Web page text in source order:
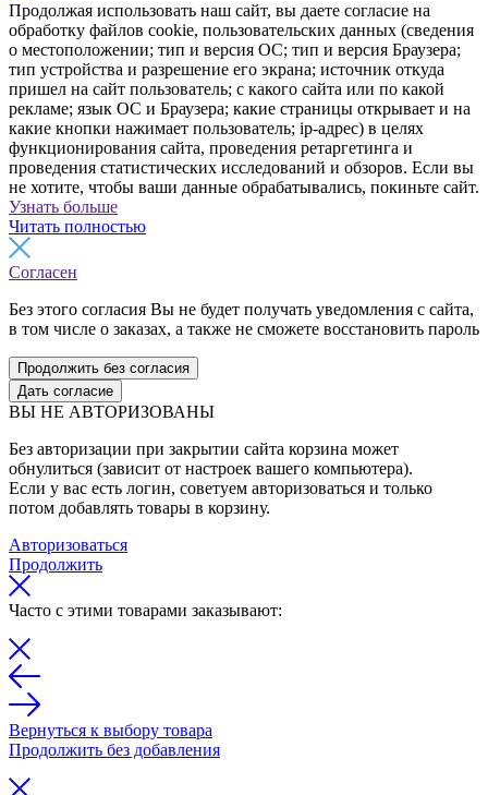
Продолжая использовать наш сайт, вы даете согласие на
обработку файлов cookie, пользовательских данных (сведения
о местоположении; тип и версия ОС; тип и версия Браузера;
тип устройства и разрешение его экрана; источник откуда
пришел на сайт пользователь; с какого сайта или по какой
рекламе; язык ОС и Браузера; какие страницы открывает и на
какие кнопки нажимает пользователь; ip-адрес) в целях
функционирования сайта, проведения ретаргетинга и
проведения статистических исследований и обзоров. Если вы
не хотите, чтобы ваши данные обрабатывались, покиньте сайт.
Узнать больше
Читать полностью
Согласен
Без этого согласия Вы не будет получать уведомления с сайта,
в том числе о заказах, а также не сможете восстановить пароль
Продолжить без согласия
Дать согласие
ВЫ НЕ АВТОРИЗОВАНЫ
Без авторизации при закрытии сайта корзина может
обнулиться (зависит от настроек вашего компьютера).
Если у вас есть логин, советуем авторизоваться и только
потом добавлять товары в корзину.
Авторизоваться
Продолжить
Часто с этими товарами заказывают:
Вернуться к выбору товара
Продолжить без добавления